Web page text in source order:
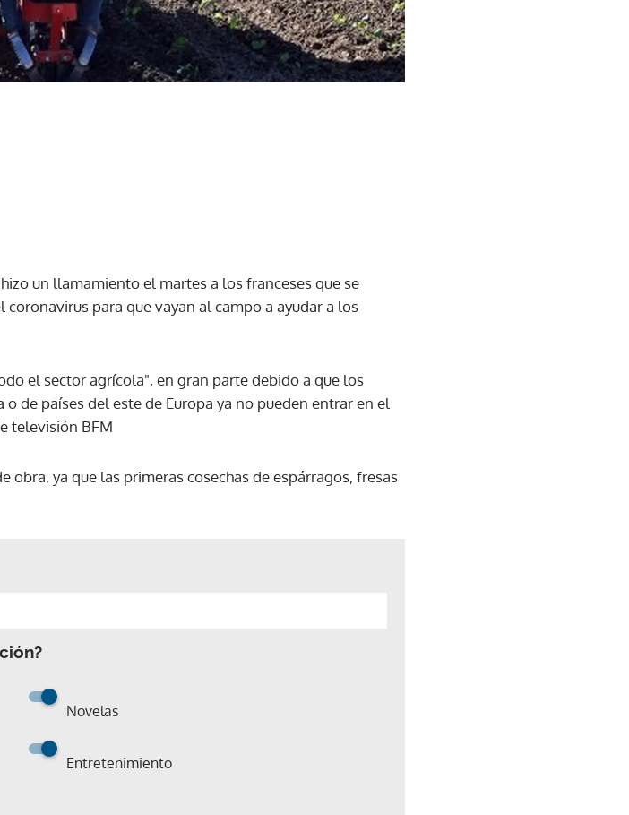
un llamamiento el martes a los franceses que se
para que vayan al campo a ayudar a los
el sector agrícola", en gran parte debido a que los
de países del este de Europa ya no pueden entrar en el
televisión BFM
ya que las primeras cosechas de espárragos, fresas
Novelas
Entretenimiento